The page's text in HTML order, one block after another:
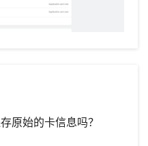
原始的卡信息吗？